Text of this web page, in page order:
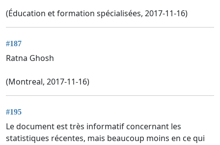
(Éducation et formation spécialisées, 2017-11-16)
#187
Ratna Ghosh
(Montreal, 2017-11-16)
#195
Le document est très informatif concernant les
statistiques récentes, mais beaucoup moins en ce qui